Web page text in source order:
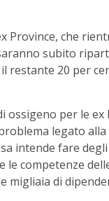
Province, che
subito
restante 20 per
ossigeno per le
legato alla
intende fare
le competenze
migliaia di